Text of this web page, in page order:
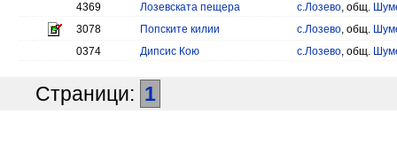
4369
Лозевската пещера с.Лозево, общ.
3078
Попските килии с.Лозево, общ.
0374
Дипсис Кою с.Лозево, общ.
Страници: 1